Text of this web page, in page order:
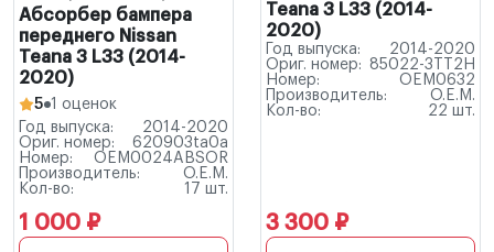
Абсорбер бампера
переднего Nissan
Teana 3 L33 (2014-
2020)
5 1 оценок
Год выпуска:
2014-2020
Ориг. номер:
620903ta0a
Номер:
OEM0024ABSOR
Производитель:
O.E.M.
Кол-во:
17 шт.
1 000 ₽
Teana 3 L33 (2014-
2020)
Год выпуска:
2014-2020
Ориг. номер: 85022-3TT2H
Номер:
OEM0632
Производитель:
O.E.M.
Кол-во:
22 шт.
3 300 ₽